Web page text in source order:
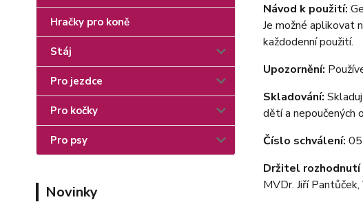
Hračky pro koně
Stáj
Pro jezdce
Pro kočky
Pro psy
Novinky
Návod k použití:
Je možné aplikovat
každodenní použití.
Upozornění:
Skladování:
dětí a nepoučených
Číslo schválení:
Držitel rozhodnutí
MVDr. Jiří